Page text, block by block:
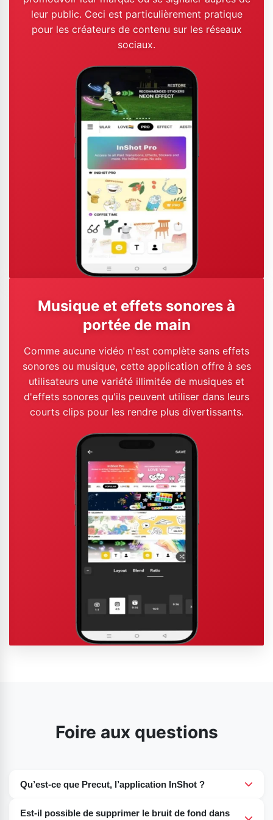
leur public. Ceci est particulièrement pratique
pour les créateurs de contenu sur les réseaux
sociaux.
Musique et effets sonores à
portée de main
Comme aucune vidéo n'est complète sans effets
sonores ou musique, cette application offre à ses
utilisateurs une variété illimitée de musiques et
d'effets sonores qu'ils peuvent utiliser dans leurs
courts clips pour les rendre plus divertissants.
Foire aux questions
Qu’est-ce que Precut, l’application InShot ?
Est-il possible de supprimer le bruit de fond dans